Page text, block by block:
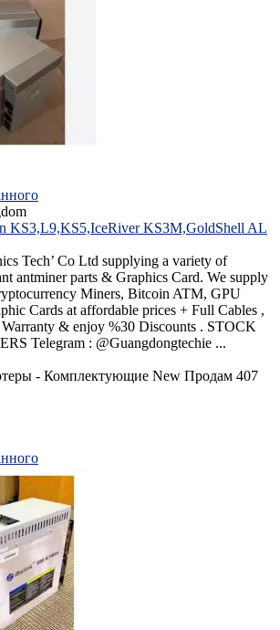
KS3,L9,KS5,IceRiver KS3M,GoldShell AL
Tech’ Co Ltd supplying a variety of
antminer parts & Graphics Card. We supply
Miners, Bitcoin ATM, GPU
Cards at affordable prices + Full Cables ,
& enjoy %30 Discounts . STOCK
Telegram : @Guangdongtechie ...
- Комплектующие New Продам 407